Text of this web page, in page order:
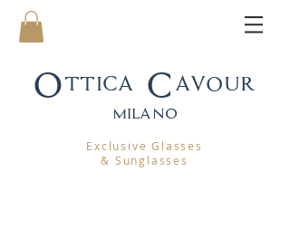
Ottica Cavour
milano
Exclusive Glasses
& Sunglasses